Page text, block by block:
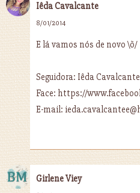
Iêda Cavalcante
8/01/2014
E lá vamos nós de novo \õ/
Seguidora: Iêda Cavalcante
Face: https://
E-mail:
Girlene Viey